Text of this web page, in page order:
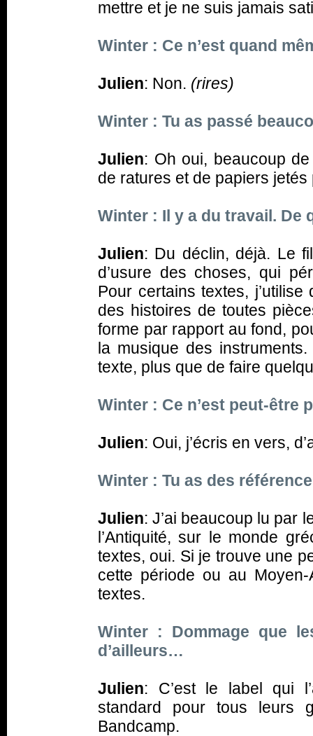
mettre et je ne suis jamais
Winter : Ce n’est quand
Julien: Non. (rires)
Winter : Tu as passé
Julien: Oh oui, beaucoup
de ratures et de papiers
Winter : Il y a du travail. De
Julien: Du déclin, déjà. Le
d’usure des choses, qui
Pour certains textes,
des histoires de toutes
forme par rapport au fond,
la musique des
texte, plus que de faire
Winter : Ce n’est peut-être
Julien: Oui, j’écris en vers,
Winter : Tu as des
Julien: J’ai beaucoup lu par
l’Antiquité, sur le monde
textes, oui. Si je trouve une
cette période ou au
textes.
Winter : Dommage que
d’ailleurs…
Julien: C’est le label qui
standard pour tous leurs
Bandcamp.